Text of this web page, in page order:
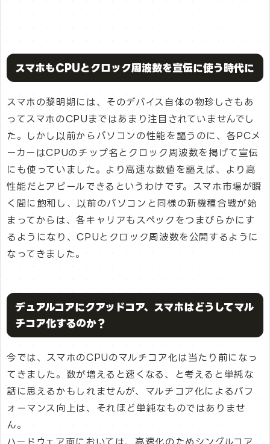
スマホもCPUとクロック周波数を宣伝に使う時代に
スマホの黎明期には、そのデバイス自体の物珍しさもあ
ってスマホのCPUまではあまり注目されていませんでし
た。しかし以前からパソコンの性能を謳うのに、各PCメ
ーカーはCPUのチップ名とクロック周波数を掲げて宣伝
にも使っていました。より高速な数値を謳えば、より高
性能だとアピールできるというわけです。スマホ市場が瞬
く間に飽和し、以前のパソコンと同様の新機種合戦が始
まってからは、各キャリアもスペックをつまびらかにす
るようになり、CPUとクロック周波数を公開するように
なってきました。
デュアルコアにクアッドコア、スマホはどうしてマル
チコア化するのか？
今では、スマホのCPUのマルチコア化は当たり前になっ
てきました。数が増えると速くなる、と考えると単純な
話に思えるかもしれませんが、マルチコア化によるパフ
ォーマンス向上は、それほど単純なものではありませ
ん。
ハードウェア面においては、高速化のためシングルコア